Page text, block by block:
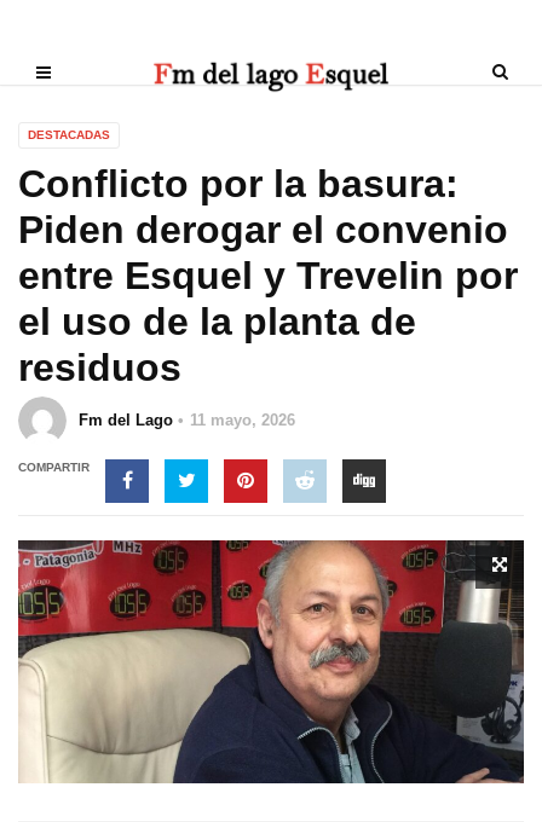
DESTACADAS
Conflicto por la basura:
Piden derogar el convenio
entre Esquel y Trevelin por
el uso de la planta de
residuos
Fm del Lago 11 mayo, 2026
COMPARTIR